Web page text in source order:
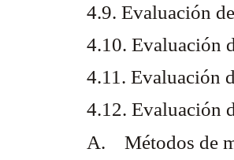
4.9. Evaluación
4.10. Evaluación
4.11. Evaluación
4.12. Evaluación
A. Métodos de